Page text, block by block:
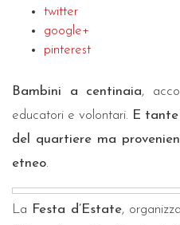
twitter
google+
pinterest
Bambini a centinaia,
educatori e volontari. E
del quartiere ma
etneo.
La Festa d’Estate,